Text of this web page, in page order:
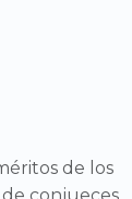
de los